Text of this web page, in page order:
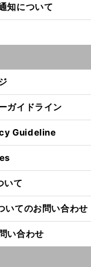
知について
ガイドライン
Guideline
て
てのお問い合わせ
い合わせ